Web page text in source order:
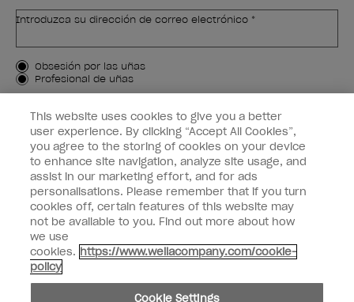
Introduzca su dirección de correo electrónico *
Tipo de cliente
Obsesión por las uñas
Profesional de uñas
APÚNTAME
Customer Information
Connect with OPI
facebook instagram pinterest youtube
No compartir ni vender información personal
This website uses cookies to give you a better
user experience. By clicking “Accept All Cookies”,
you agree to the storing of cookies on your device
to enhance site navigation, analyze site usage, and
assist in our marketing effort, and for ads
personalisations. Please remember that if you turn
cookies off, certain features of this website may
not be available to you. Find out more about how
we use
cookies. https://www.wellacompany.com/cookie-
policy
Cookie Settings